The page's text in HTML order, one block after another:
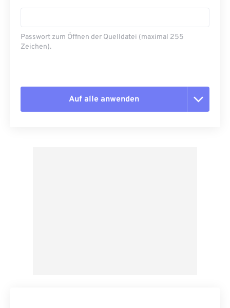
Passwort zum Öffnen der Quelldatei (maximal 255
Zeichen).
Auf alle anwenden